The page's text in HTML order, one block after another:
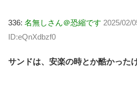
336: 名無しさん＠恐縮です 2025/02/
ID:eQnXdbzf0
サンドは、安楽の時とか酷かった